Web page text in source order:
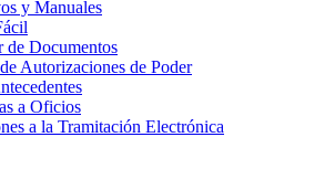
y Manuales
de Documentos
Autorizaciones de Poder
a Oficios
a la Tramitación Electrónica